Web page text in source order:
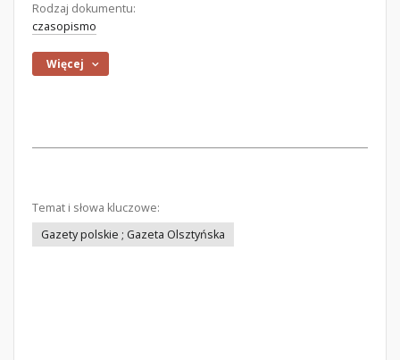
Rodzaj dokumentu:
czasopismo
Więcej
Temat i słowa kluczowe:
Gazety polskie ; Gazeta Olsztyńska